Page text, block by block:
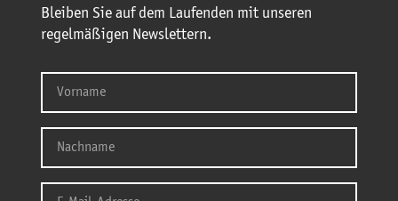
Bleiben Sie auf dem Laufenden mit unseren
regelmäßigen Newslettern.